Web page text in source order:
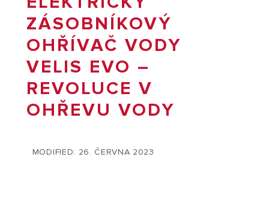
ZÁSOBNÍKOVÝ
OHŘÍVAČ VODY
VELIS EVO –
REVOLUCE V
OHŘEVU VODY
MODIFIED: 26. ČERVNA 2023